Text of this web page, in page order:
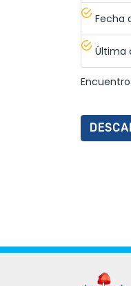
Fecha
Última